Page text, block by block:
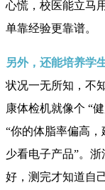
心慌，校医能立马
单靠经验更靠谱。
另外，还能培养学
状况一无所知，不
康体检机就像个 “
“你的体脂率偏高，
少看电子产品”。
好，测完才知道自